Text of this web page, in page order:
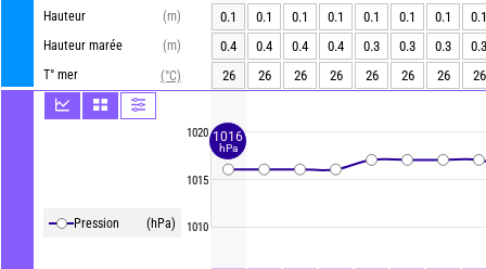
Hauteur
(m)
Hauteur marée
(m)
T° mer
(°C)
Pression (hPa)
1020
1015
1010
0.1 0.1 0.1 0.1 0.1 0.1 0.1
0.1
0.4
0.4 0.4 0.4 0.3 0.3 0.3
0.3
26
26 26 26 26 26 26 26
1016
hPa